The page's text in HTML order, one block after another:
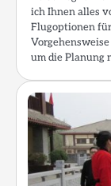
ich Ihnen alles
Flugoptionen
um die Planung